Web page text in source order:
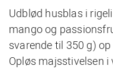
Udblød husblas i
mango og
svarende til 350 g)
Opløs majsstivelsen